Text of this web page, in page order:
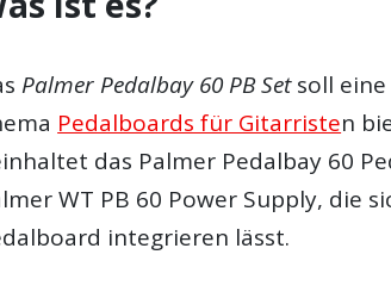
Palmer Pedalbay 60 PB Setsoll eine
Pedalboards für Gitarristen
das Palmer Pedalbay 60
WT PB 60 Power Supply, die
integrieren lässt.